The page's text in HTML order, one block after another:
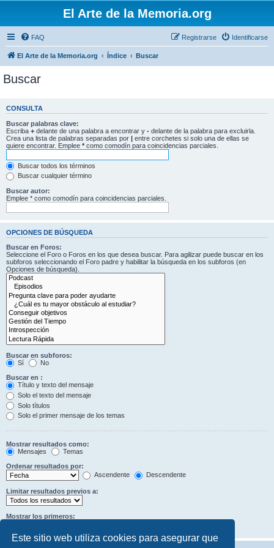
Este sitio web utiliza cookies para asegurar que
El Arte de la Memoria.org
FAQ Identificarse
Registrarse
El Arte de la Memoria.org Índice Buscar
Buscar
CONSULTA
Buscar palabras clave:
Escriba + delante de una palabra a encontrar y - delante de la palabra para excluirla.
Crea una lista de palabras separadas por | entre corchetes si solo una de ellas se
quiere encontrar. Emplee * como comodín para coincidencias parciales.
Buscar todos los términos
Buscar cualquier término
Buscar autor:
Emplee * como comodín para coincidencias parciales.
OPCIONES DE BÚSQUEDA
Buscar en Foros:
Seleccione el Foro o Foros en los que desea buscar. Para agilizar puede buscar en los
subforos seleccionando el Foro padre y habilitar la búsqueda en los subforos (en
Opciones de búsqueda).
Buscar en subforos:
Sí
No
Buscar en :
Título y texto del mensaje
Solo el texto del mensaje
Solo títulos
Solo el primer mensaje de los temas
Mostrar resultados como:
Mensajes
Temas
Ordenar resultados por:
Ascendente
Descendente
Limitar resultados previos a:
Mostrar los primeros: